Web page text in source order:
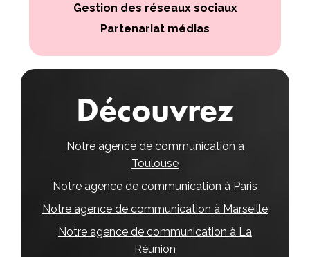
Gestion des réseaux sociaux
Partenariat médias
Découvrez
Notre agence de communication à
Toulouse
Notre agence de communication à Paris
Notre agence de communication à Marseille
Notre agence de communication à La
Réunion